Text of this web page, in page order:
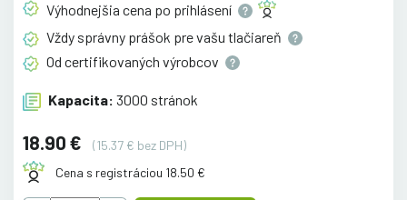
Výhodnejšia cena po prihlásení
Vždy správny prášok pre vašu tlačiareň
Od certifikovaných výrobcov
Kapacita: 3000 stránok
18.90 €
(15.37 € bez DPH)
Cena s registráciou 18.50 €